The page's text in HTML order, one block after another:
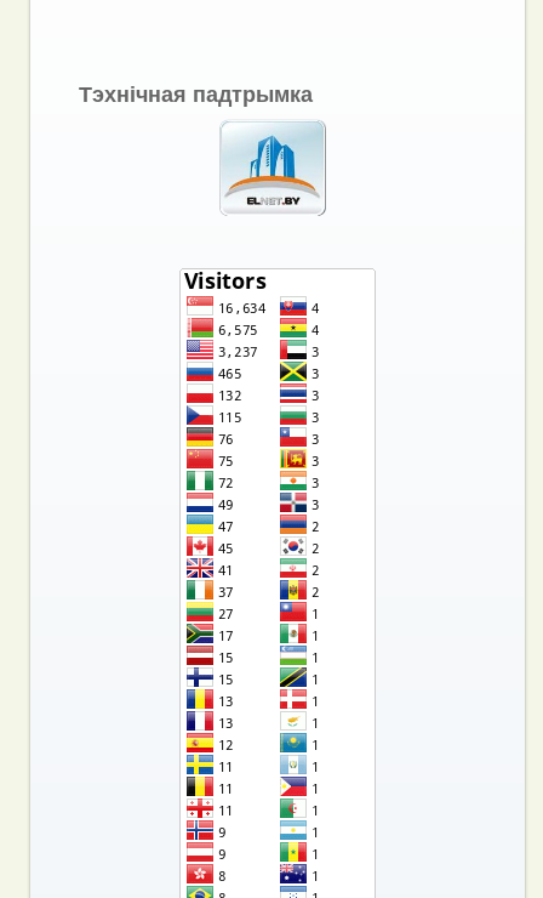
Тэхнічная падтрымка